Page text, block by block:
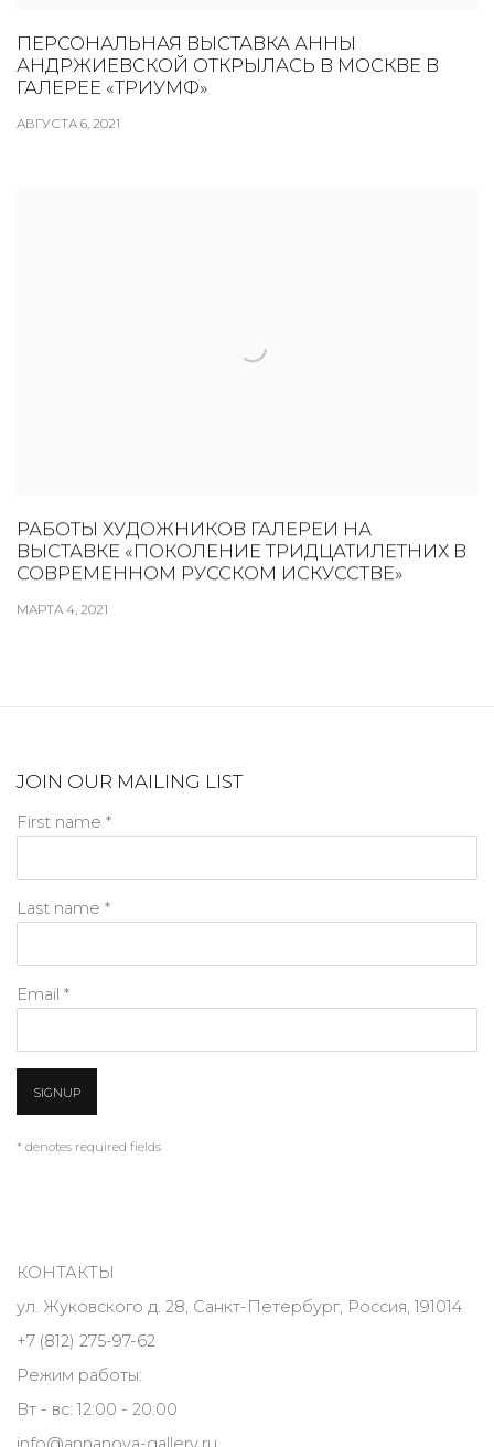
ПЕРСОНАЛЬНАЯ ВЫСТАВКА АННЫ
АНДРЖИЕВСКОЙ ОТКРЫЛАСЬ В МОСКВЕ В
ГАЛЕРЕЕ «ТРИУМФ»
АВГУСТА 6, 2021
РАБОТЫ ХУДОЖНИКОВ ГАЛЕРЕИ НА
ВЫСТАВКЕ «ПОКОЛЕНИЕ ТРИДЦАТИЛЕТНИХ В
СОВРЕМЕННОМ РУССКОМ ИСКУССТВЕ»
МАРТА 4, 2021
JOIN OUR MAILING LIST
First name *
Last name *
Email *
SIGNUP
* denotes required fields
КОНТАКТЫ
ул. Жуковского д. 28, Санкт-Петербург, Россия, 191014
+7 (812) 275-97-62
Режим работы:
Вт - вс: 12:00 - 20:00